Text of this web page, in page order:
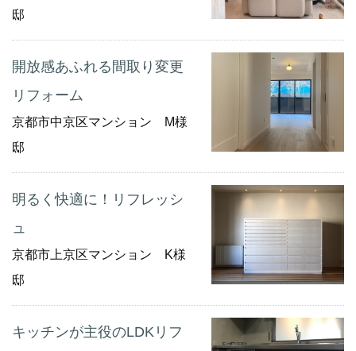
邸
開放感あふれる間取り変更
リフォーム
京都市中京区マンション M様
邸
明るく快適に！リフレッシ
ュ
京都市上京区マンション K様
邸
キッチンが主役のLDKリフ